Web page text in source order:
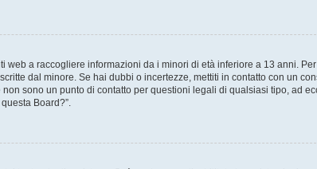
a raccogliere informazioni da i minori di età inferiore a 13 anni.
dal minore. Se hai dubbi o incertezze, mettiti in contatto con un
sono un punto di contatto per questioni legali di qualsiasi tipo, ad
Board?”.